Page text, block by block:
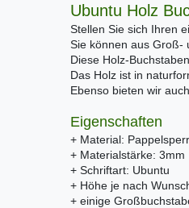
Ubuntu Holz
Stellen Sie sich Ihren
Sie können aus Groß-
Diese Holz-
Das Holz ist in
Ebenso bieten wir
Eigenschaften
+ Material:
+ Materialstärke: 3mm
+ Schriftart: Ubuntu
+ Höhe je nach
+ einige